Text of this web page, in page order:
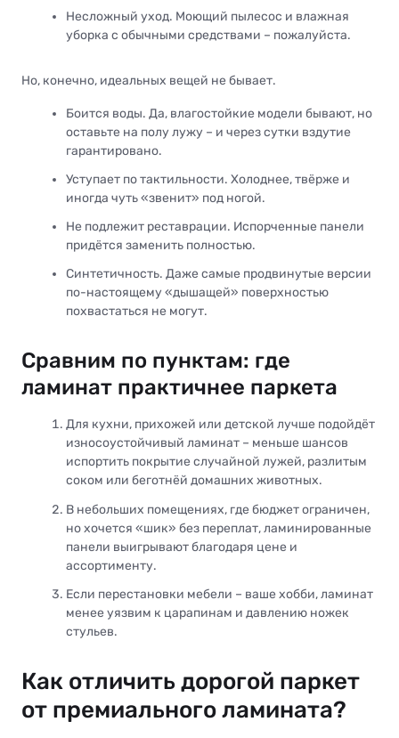
Несложный уход. Моющий пылесос и влажная
уборка с обычными средствами – пожалуйста.
Но, конечно, идеальных вещей не бывает.
Боится воды. Да, влагостойкие модели бывают, но
оставьте на полу лужу – и через сутки вздутие
гарантировано.
Уступает по тактильности. Холоднее, твёрже и
иногда чуть «звенит» под ногой.
Не подлежит реставрации. Испорченные панели
придётся заменить полностью.
Синтетичность. Даже самые продвинутые версии
по-настоящему «дышащей» поверхностью
похвастаться не могут.
Сравним по пунктам: где
ламинат практичнее паркета
Для кухни, прихожей или детской лучше подойдёт
износоустойчивый ламинат – меньше шансов
испортить покрытие случайной лужей, разлитым
соком или беготнёй домашних животных.
В небольших помещениях, где бюджет ограничен,
но хочется «шик» без переплат, ламинированные
панели выигрывают благодаря цене и
ассортименту.
Если перестановки мебели – ваше хобби, ламинат
менее уязвим к царапинам и давлению ножек
стульев.
Как отличить дорогой паркет
от премиального ламината?